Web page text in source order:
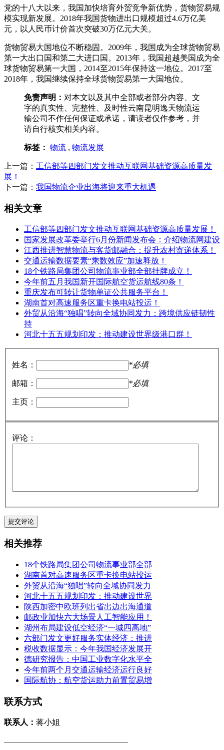
党的十八大以来，我国加快培育外贸竞争新优势，货物贸易规
模实现新发展。2018年我国货物进出口规模超过4.6万亿美
元，以人民币计价首次突破30万亿元大关。
货物贸易大国地位不断稳固。2009年，我国成为全球货物贸易
第一大出口国和第二大进口国。2013年，我国超越美国成为全
球货物贸易第一大国，2014至2015年保持这一地位。2017至
2018年，我国继续保持全球货物贸易第一大国地位。
免责声明： 对本文以及其中全部或者部分内容、文
字的真实性、完整性、及时性云南昆明逸天物流运
输公司不作任何保证或承诺，请读者仅作参考，并
请自行核实相关内容。
标签： 物流 , 物流发展
上一篇： 工信部等四部门发文推动互联网基础资源高质量发
展！
下一篇： 我国物流企业出海将迎来重大机遇
相关文章
工信部等四部门发文推动互联网基础资源高质量发展！
国家发展改革委举行6月份新闻发布会：介绍物流网建设
江西推进智慧物流与客货邮融合：提升农村寄递体系！
交通运输数据要素“乘数效应”加速释放！
18个铁路局集团公司物流事业部全部挂牌成立！
今年前五月我国新开国际航空货运航线80条！
重庆发布可转让货物单证公共服务平台！
湖南首对高速服务区重卡换电站投运！
外贸从沿海“独唱”转向全域协同发力：跨境供应链韧性
持
河北十五五规划印发：推动建设世界级港口群！
姓名： *必填
邮箱： *必填
主页：
评论：
相关推荐
18个铁路局集团公司物流事业部全部
湖南首对高速服务区重卡换电站投运
外贸从沿海“独唱”转向全域协同发力
河北十五五规划印发：推动建设世界
陕西加密中欧班列出省出边出海通道
邮政业加快六大场景人工智能应用！
湖州布局建设低空经济“一城四高地”
六部门发文更好服务实体经济：推进
税收数据显示：今年我国经济发展开
德研究报告：中国工业数字化水平全
今年前两个月交通运输经济运行良好
国际航协：航空货运助力前置贸易增
联系方式
联系人： 蒋小姐
..............................................................